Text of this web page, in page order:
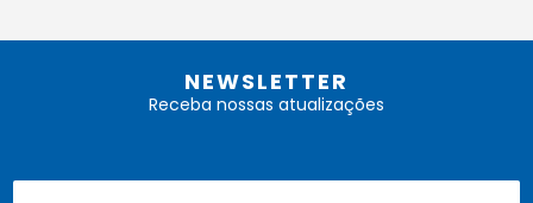
NEWSLETTER
Receba nossas atualizações